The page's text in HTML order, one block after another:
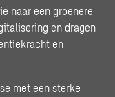
naar een groenere
en dragen
en
met een sterke